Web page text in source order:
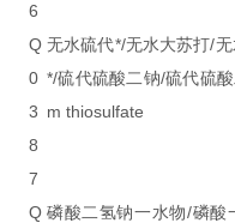
6
Q
0
3
8
7
无水硫代*/无水大苏打/
*/硫代硫酸二钠/硫代硫
m thiosulfate
Q 磷酸二氢钠一水物/磷酸